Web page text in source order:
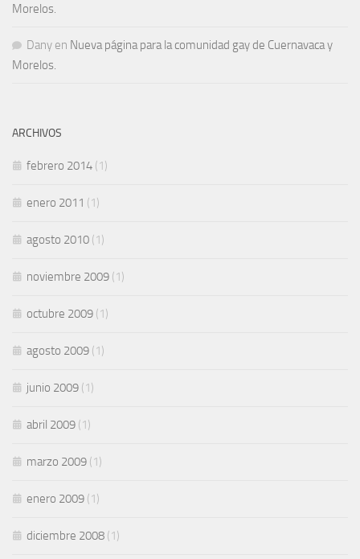
Morelos.
Dany en Nueva página para la comunidad gay de Cuernavaca y
Morelos.
ARCHIVOS
febrero 2014 (1)
enero 2011 (1)
agosto 2010 (1)
noviembre 2009 (1)
octubre 2009 (1)
agosto 2009 (1)
junio 2009 (1)
abril 2009 (1)
marzo 2009 (1)
enero 2009 (1)
diciembre 2008 (1)